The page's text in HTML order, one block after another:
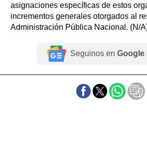
asignaciones específicas de estos
incrementos generales otorgados al
Administración Pública Nacional. (N/
Seguinos en Google